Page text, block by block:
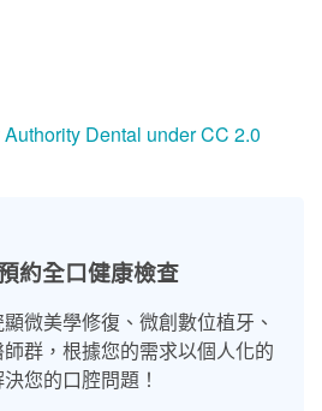
Authority Dental underCC 2.0
約全口健康檢查
微美學修復、微創數位植牙、
群，根據您的需求以個人化的
您的口腔問題！